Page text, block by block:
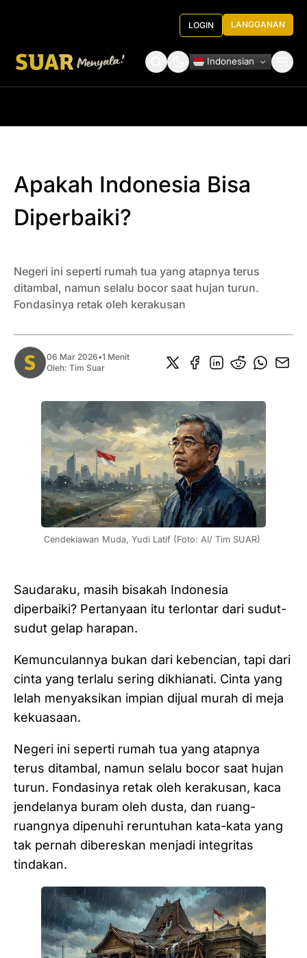
LOGIN LANGGANAN
Indonesian
Apakah Indonesia Bisa
Diperbaiki?
Negeri ini seperti rumah tua yang atapnya terus
ditambal, namun selalu bocor saat hujan turun.
Fondasinya retak oleh kerakusan
06 Mar 2026•1 Menit
Oleh: Tim Suar
Cendekiawan Muda, Yudi Latif (Foto: AI/ Tim SUAR)
Saudaraku, masih bisakah Indonesia
diperbaiki? Pertanyaan itu terlontar dari sudut-
sudut gelap harapan.
Kemunculannya bukan dari kebencian, tapi dari
cinta yang terlalu sering dikhianati. Cinta yang
lelah menyaksikan impian dijual murah di meja
kekuasaan.
Negeri ini seperti rumah tua yang atapnya
terus ditambal, namun selalu bocor saat hujan
turun. Fondasinya retak oleh kerakusan, kaca
jendelanya buram oleh dusta, dan ruang-
ruangnya dipenuhi reruntuhan kata-kata yang
tak pernah dibereskan menjadi integritas
tindakan.